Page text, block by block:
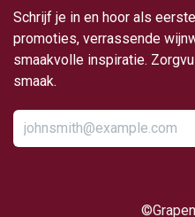
Schrijf je in en hoor als
promoties, verrassende
smaakvolle inspiratie.
smaak.